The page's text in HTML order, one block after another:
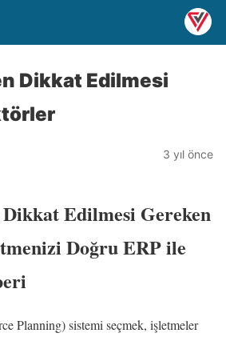
Dikkat Edilmesi
3 yıl önce
Edilmesi Gereken
Doğru ERP ile
Planning) sistemi seçmek, işletmeler